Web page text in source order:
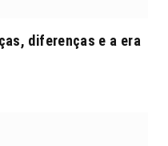
diferenças e a era